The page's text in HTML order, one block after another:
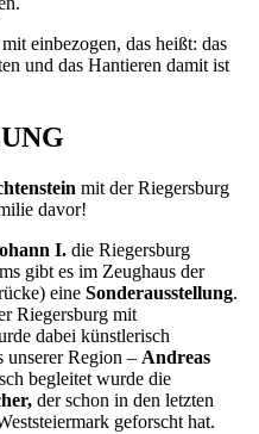
einbezogen, das heißt: das
und das Hantieren damit ist
mit der Riegersburg
davor!
I. die Riegersburg
gibt es im Zeughaus der
eine Sonderausstellung.
Riegersburg mit
dabei künstlerisch
unserer Region – Andreas
begleitet wurde die
der schon in den letzten
geforscht hat.